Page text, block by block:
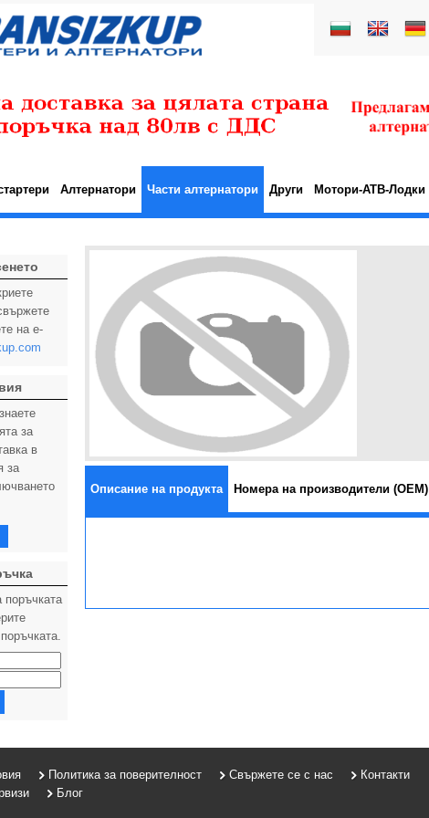
Алтернатори Части алтернатори Други Мотори-АТВ-Лодки
на e-
за
в
за
Описание на продукта Номера на производители (OEM)
Политика за поверителност Свържете се с нас
Контакти
Блог